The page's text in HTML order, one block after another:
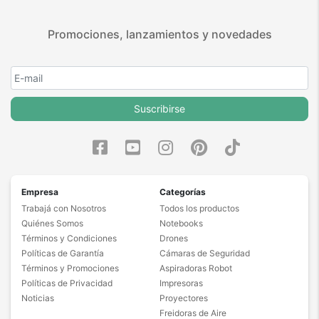
Promociones, lanzamientos y novedades
Suscribirse
Empresa
Trabajá con Nosotros
Quiénes Somos
Términos y Condiciones
Políticas de Garantía
Términos y Promociones
Políticas de Privacidad
Noticias
Categorías
Todos los productos
Notebooks
Drones
Cámaras de Seguridad
Aspiradoras Robot
Impresoras
Proyectores
Freidoras de Aire